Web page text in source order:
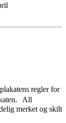
regler for
All
merket og skilt